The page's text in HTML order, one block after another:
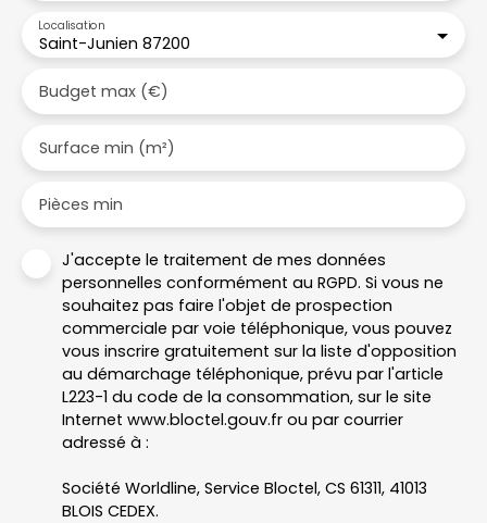
Saint-Junien 87200
Localisation
Budget max (€)
Surface min (m²)
Pièces min
J'accepte le traitement de mes données
personnelles conformément au RGPD. Si vous ne
souhaitez pas faire l'objet de prospection
commerciale par voie téléphonique, vous pouvez
vous inscrire gratuitement sur la liste d'opposition
au démarchage téléphonique, prévu par l'article
L223-1 du code de la consommation, sur le site
Internet www.bloctel.gouv.fr ou par courrier
adressé à :
Société Worldline, Service Bloctel, CS 61311, 41013
BLOIS CEDEX.